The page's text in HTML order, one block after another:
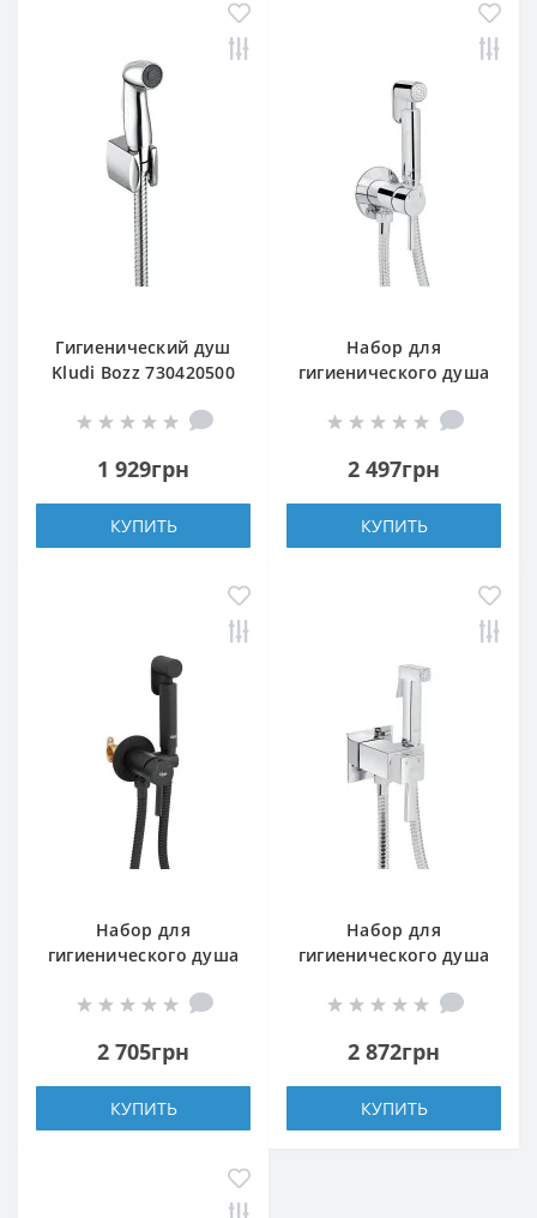
Гигиенический душ
Kludi Bozz 730420500
1 929грн
КУПИТЬ
Набор для
гигиенического душа
CRM V00440001
2 497грн
КУПИТЬ
Набор для
гигиенического душа
BCR V00440001
2 705грн
КУПИТЬ
Набор для
гигиенического душа
CRM V00440201
2 872грн
КУПИТЬ